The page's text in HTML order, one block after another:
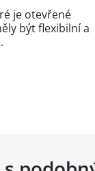
je otevřené
být flexibilní a